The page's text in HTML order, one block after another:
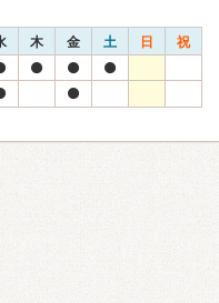
木 金 土 日 祝